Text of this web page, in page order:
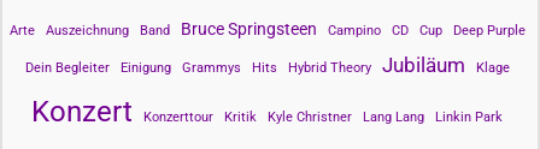
Arte Auszeichnung Band Bruce Springsteen Campino CD Cup Deep Purple
Dein Begleiter Einigung Grammys Hits Hybrid Theory Jubiläum Klage
Konzert Konzerttour Kritik Kyle Christner Lang Lang Linkin Park